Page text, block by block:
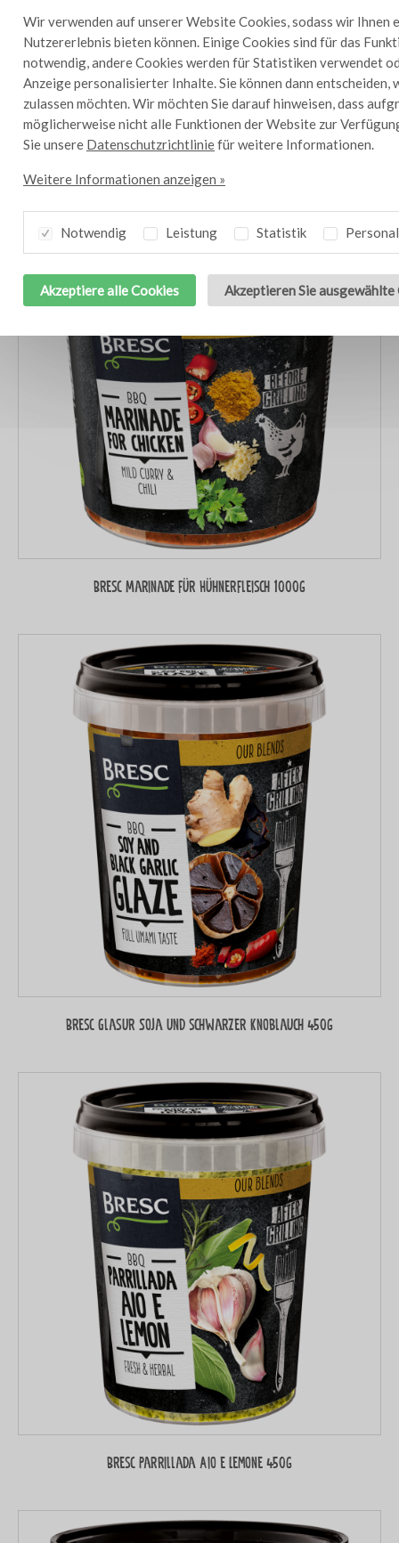
Wir verwenden auf unserer Website Cookies, sodass wir Ihnen
Nutzererlebnis bieten können. Einige Cookies sind für das
notwendig, andere Cookies werden für Statistiken verwendet
Anzeige personalisierter Inhalte. Sie können dann entscheiden,
zulassen möchten. Wir möchten Sie darauf hinweisen, dass
möglicherweise nicht alle Funktionen der Website zur
Sie unsere Datenschutzrichtliniefür weitere Informationen.
Weitere Informationen anzeigen »
Notwendig Leistung Statistik
Akzeptiere alle Cookies Akzeptieren Sie ausgewählte
Andere Produkte in dieser Linie
Probieren Sie auch Gerichte mit diesen leckeren Produkten
Bresc Marinade für Hühnerfleisch 1000g
Bresc Glasur Soja und schwarzer Knoblauch 450g
Bresc Parrillada Aio e Lemone 450g